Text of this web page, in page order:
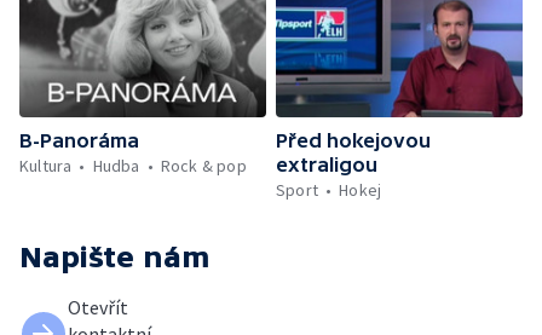
B-Panoráma
Kultura
Hudba Rock & pop
Před hokejovou
extraligou
Sport
Hokej
Napište nám
Otevřít